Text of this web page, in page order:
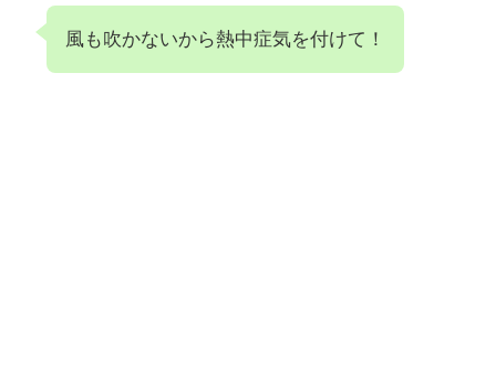
風も吹かないから熱中症気を付けて！